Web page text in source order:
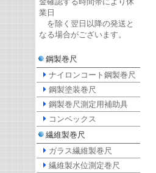
業日
を除く翌日以降の発送と
なる場合がございます。
鋼製巻尺
ナイロンコート鋼製巻尺
鋼製塗装巻尺
鋼製巻尺測定用補助具
コンベックス
繊維製巻尺
ガラス繊維製巻尺
繊維製水位測定巻尺